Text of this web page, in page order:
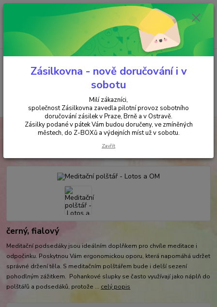
Minimální hodnota objednávky je 200 kč. Při nákupu nad 2000,- Kč je
požadována platba předem na účet.
Menu
+420 737 737 037
(Po-Pá, 9-18 hod.)
za
MEDITAČNÍ POLŠTÁŘE Meditační polštář - Lotos a OM
Meditační polštář - Lotos a OM
černý, fialový
Meditační podsedáky jsou ideálním doplňkem pro chvíle meditace i
odpočinku. Poskytnou Vám ergonomickou oporu, která napomáhá udržet
správné držení těla. S meditačním polštářem bude i delší sezení
pohodlným zážitkem. Pohankové slupky se často využívají jako náplň do
polštářů a podsedáků, protože ... celý popis
Zásilkovna - nově doručování i v
sobotu
Milí zákazníci,
společnost Zásilkovna zavedla pilotní provoz sobotního
doručování zásilek v Praze, Brně a v Ostravě.
Zásilky podané v pátek Vám budou doručeny, ve zmíněných
městech, do Z-BOXů a výdejních míst už v sobotu.
Zavřít